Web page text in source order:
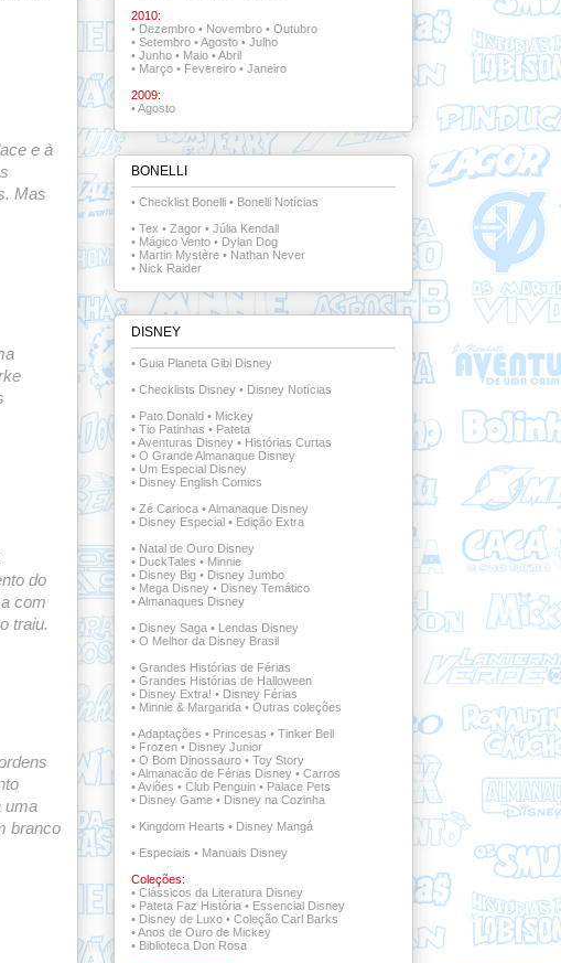
e à
Mas
do
com
traiu.
uma
branco
2010:
• Dezembro• Novembro• Outubro
• Setembro•Agosto• Julho
• Junho• Maio•Abril
• Março• Fevereiro• Janeiro
2009:
•Agosto
BONELLI
• Checklist Bonelli• Bonelli Notícias
• Tex • Zagor• Júlia Kendall
• Mágico Vento • Dylan Dog
• Martin Mystère • Nathan Never
• Nick Raider
DISNEY
• Guia Planeta Gibi Disney
• Checklists Disney• Disney Notícias
• Pato Donald• Mickey
• Tio Patinhas • Pateta
• Aventuras Disney • Histórias Curtas
• O Grande Almanaque Disney
• Um Especial Disney
• Disney English Comics
• Zé Carioca •Almanaque Disney
• Disney Especial • Edição Extra
• Natal de Ouro Disney
• DuckTales • Minnie
• Disney Big • Disney Jumbo
• Mega Disney • Disney Temático
•Almanaques Disney
• Disney Saga• Lendas Disney
• O Melhor da Disney Brasil
• Grandes Histórias de Férias
• Grandes Histórias de Halloween
• Disney Extra! • Disney Férias
• Minnie & Margarida• Outras coleções
• Adaptações • Princesas • Tinker Bell
• Frozen• Disney Junior
• O Bom Dinossauro • Toy Story
•Almanacão de Férias Disney • Carros
• Aviões • Club Penguin• Palace Pets
• Disney Game• Disney na Cozinha
• Kingdom Hearts • Disney Mangá
• Especiais • Manuais Disney
Coleções:
• Clássicos da Literatura Disney
• Pateta Faz História• Essencial Disney
• Disney de Luxo• Coleção Carl Barks
•Anos de Ouro de Mickey
• Biblioteca Don Rosa